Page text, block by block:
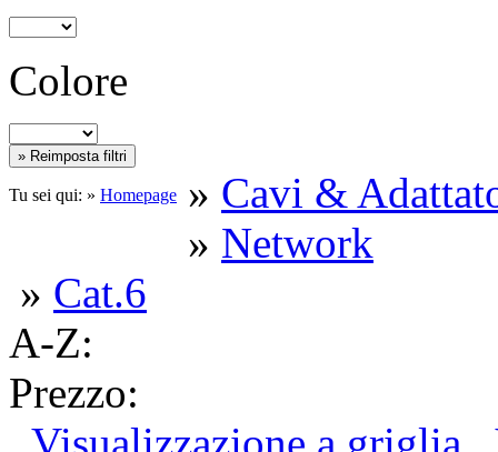
Colore
Tu sei qui: » Homepage » Cavi &
» Network
» Cat.6
A-Z:
Prezzo: